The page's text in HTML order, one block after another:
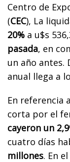
Centro de
(CEC), La
20% a u$s
pasada, en
un año antes.
anual llega a
En referencia
corta por el
cayeron un
cuatro días
millones. En